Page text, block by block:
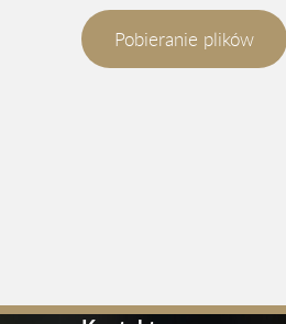
Pobieranie plików